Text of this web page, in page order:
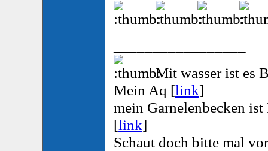
Mit wasser ist es
Mein Aq [link]
mein Garnelenbecken
[link]
Schaut doch bitte mal